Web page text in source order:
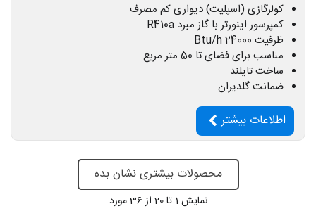
کولرگازی (اسپلیت) دیواری کم مصرف
کمپرسور اینورتر با گاز مبرد R410a
ظرفیت 24000 Btu/h
مناسب برای فضای تا 50 متر مربع
ساخت تایلند
ضمانت گلدیران
اطلاعات بیشتر
محصولات بیشتری نشان بده
نمایش 1 تا 20 از 36 مورد